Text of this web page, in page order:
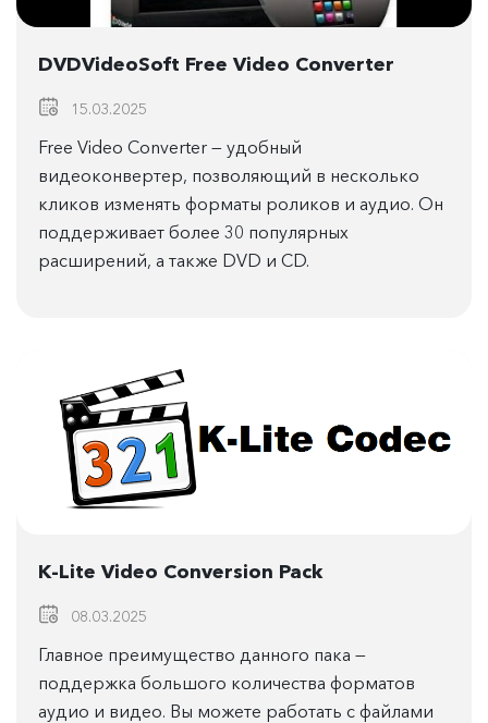
DVDVideoSoft Free Video Converter
15.03.2025
Free Video Converter — удобный
видеоконвертер, позволяющий в несколько
кликов изменять форматы роликов и аудио. Он
поддерживает более 30 популярных
расширений, а также DVD и CD.
K-Lite Video Conversion Pack
08.03.2025
Главное преимущество данного пака —
поддержка большого количества форматов
аудио и видео. Вы можете работать с файлами